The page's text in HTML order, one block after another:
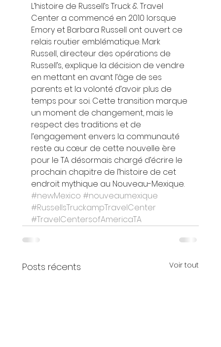
L’histoire de Russell’s Truck & Travel
Center a commencé en 2010 lorsque
Emory et Barbara Russell ont ouvert ce
relais routier emblématique. Mark
Russell, directeur des opérations de
Russell’s, explique la décision de vendre
en mettant en avant l’âge de ses
parents et la volonté d’avoir plus de
temps pour soi. Cette transition marque
un moment de changement, mais le
respect des traditions et de
l’engagement envers la communauté
reste au cœur de cette nouvelle ère
pour le TA désormais chargé d’écrire le
prochain chapitre de l’histoire de cet
endroit mythique au Nouveau-Mexique.
#newMexico #nouveaumexique
#RussellsTruckampTravelCenter
#TravelCentersofAmericaTA
Posts récents Voir tout